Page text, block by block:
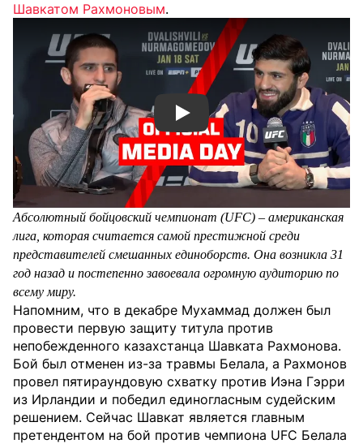
Шавкатом Рахмоновым.
Смотреть видео YouTube
Абсолютный бойцовский чемпионат (UFC) – американская
лига, которая считается самой престижной среди
представителей смешанных единоборств. Она возникла 31
год назад и постепенно завоевала огромную аудиторию по
всему миру.
Напомним, что в декабре Мухаммад должен был
провести первую защиту титула против
непобежденного казахстанца Шавката Рахмонова.
Бой был отменен из-за травмы Белала, а Рахмонов
провел пятираундовую схватку против Иэна Гэрри
из Ирландии и победил единогласным судейским
решением. Сейчас Шавкат является главным
претендентом на бой против чемпиона UFC Белала